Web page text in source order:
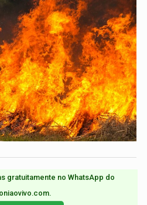
gratuitamente no WhatsApp do